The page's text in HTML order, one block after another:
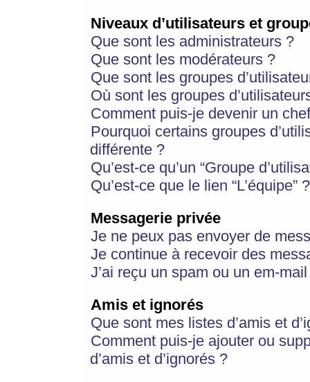
Niveaux d’utilisateurs et
Que sont les administrateurs ?
Que sont les modérateurs ?
Que sont les groupes
Où sont les groupes
Comment puis-je devenir un
Pourquoi certains groupes
différente ?
Qu’est-ce qu’un “Groupe
Qu’est-ce que le lien “L’équipe” ?
Messagerie privée
Je ne peux pas envoyer de
Je continue à recevoir des
J’ai reçu un spam ou un em-
Amis et ignorés
Que sont mes listes d’amis et
Comment puis-je ajouter ou
d’amis et d’ignorés ?